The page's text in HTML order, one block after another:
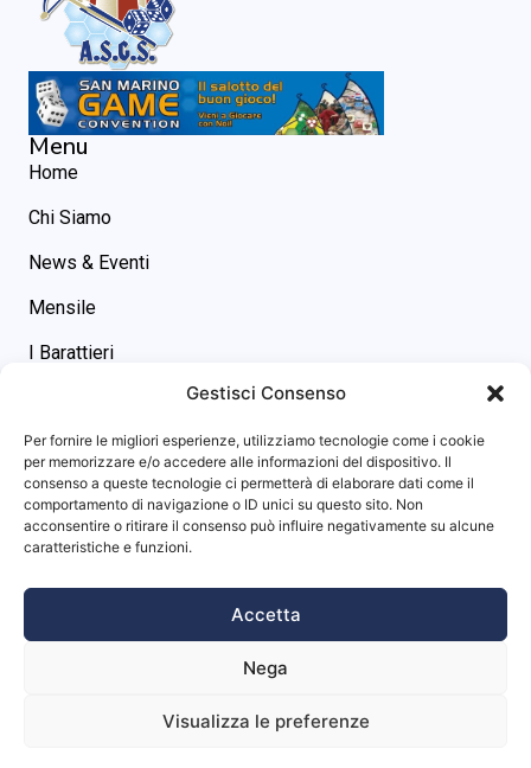
Gestisci Consenso
Per fornire le migliori esperienze, utilizziamo tecnologie come i cookie
per memorizzare e/o accedere alle informazioni del dispositivo. Il
consenso a queste tecnologie ci permetterà di elaborare dati come il
comportamento di navigazione o ID unici su questo sito. Non
acconsentire o ritirare il consenso può influire negativamente su alcune
caratteristiche e funzioni.
Accetta
Nega
Visualizza le preferenze
Menu
Home
Chi Siamo
News & Eventi
Mensile
I Barattieri
asgs@omniway.sm
Piazza M. Tini, 7 - 47891 -
Dogana (RSM)
Info sito
Website powered by